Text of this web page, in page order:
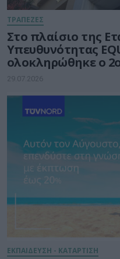
ΤΡΑΠΕΖΕΣ
Στο πλαίσιο της
Υπευθυνότητας
ολοκληρώθηκε ο
προγράμματος
29.07.2026
ΕΚΠΑΙΔΕΥΣΗ - ΚΑΤΑΡΤΙΣΗ